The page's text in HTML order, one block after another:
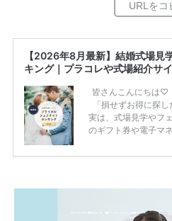
【2026年8月最新】結婚式場見
キング｜プラコレや式場紹介サ
皆さんこんにちは♡
「損せずお得に探
実は、式場見学やフ
のギフト券や電子マ
ため、比較せずに選